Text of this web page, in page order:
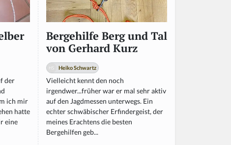
der
ich mir
hatte
eine
Bergehilfe Berg und Tal
von Gerhard Kurz
Heiko Schwartz
Vielleicht kennt den noch
irgendwer...früher war er mal sehr aktiv
auf den Jagdmessen unterwegs. Ein
echter schwäbischer Erfindergeist, der
meines Erachtens die besten
Bergehilfen geb...